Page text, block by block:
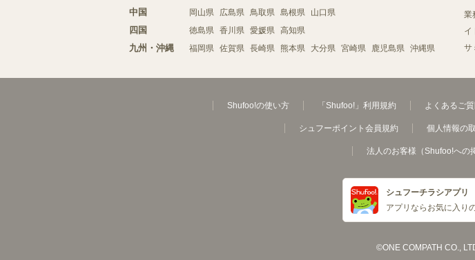
中国 岡山県 広島県 鳥取県 島根県 山口県
四国 徳島県 香川県 愛媛県 高知県
九州・沖縄 福岡県 佐賀県 長崎県 熊本県 大分県 宮崎県 鹿児島県 沖縄県
業
イ
サ
Shufoo!の使い方 「Shufoo!」利用規約 よくあるご質
シュフーポイント会員規約 個人情報の
法人のお客様（Shufoo!への
シュフーチラシアプリ
アプリならお気に入り
©ONE COMPATH CO.,